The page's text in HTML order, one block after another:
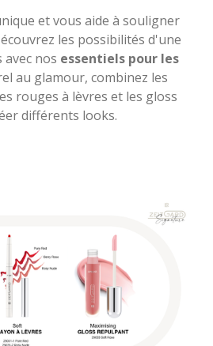
et vous aide à souligner
les possibilités d'une
nos essentiels pour les
au glamour, combinez les
rouges à lèvres et les gloss
différents looks.